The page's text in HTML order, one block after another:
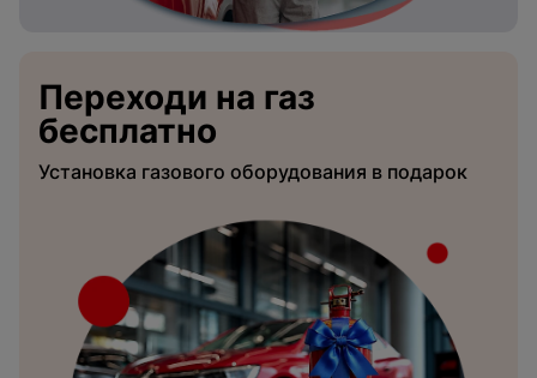
Переходи на газ
бесплатно
Установка газового оборудования в подарок